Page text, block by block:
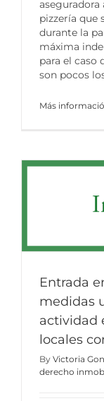
pizzería que
durante la
máxima
para el caso
son pocos
Más
Entrada
medidas
actividad
locales
By Victoria
derecho